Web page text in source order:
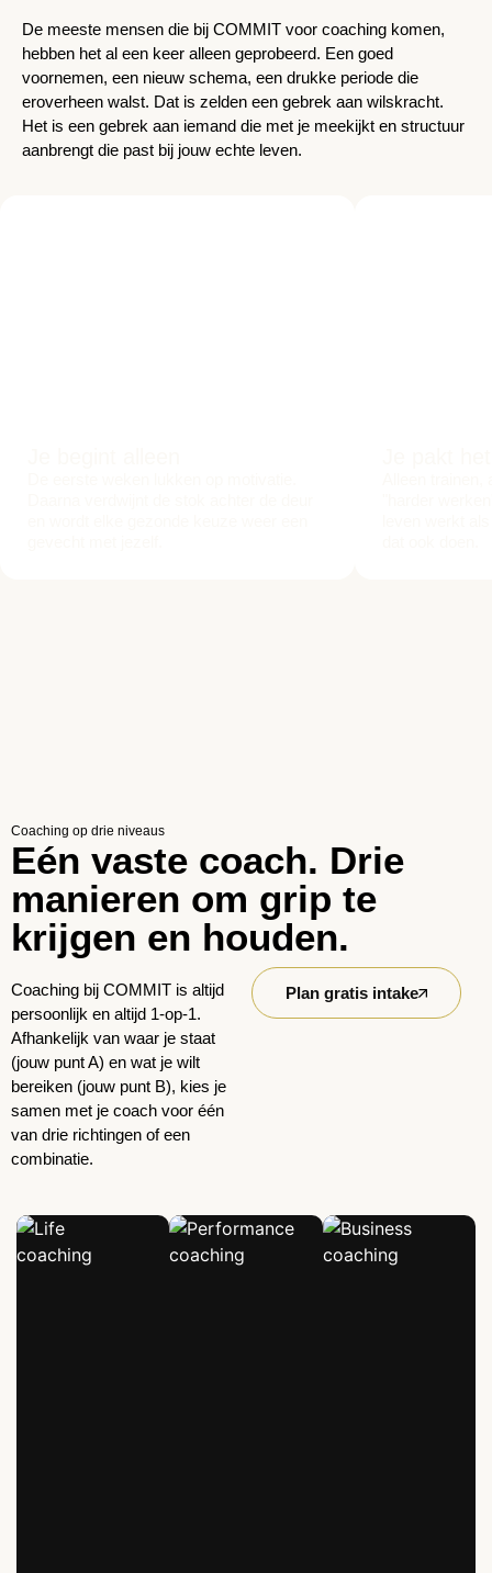
De meeste mensen die bij COMMIT voor coaching komen,
hebben het al een keer alleen geprobeerd. Een goed
voornemen, een nieuw schema, een drukke periode die
eroverheen walst. Dat is zelden een gebrek aan wilskracht.
Het is een gebrek aan iemand die met je meekijkt en structuur
aanbrengt die past bij jouw echte leven.
Coaching op drie niveaus
Eén vaste coach. Drie
manieren om grip te
krijgen en houden.
Coaching bij COMMIT is altijd
persoonlijk en altijd 1-op-1.
Afhankelijk van waar je staat
(jouw punt A) en wat je wilt
bereiken (jouw punt B), kies je
samen met je coach voor één
van drie richtingen of een
combinatie.
Plan gratis intake